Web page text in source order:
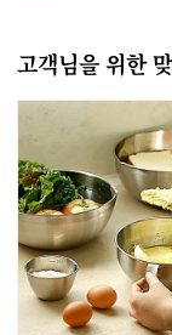
고객님을 위한